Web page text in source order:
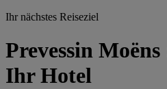
Ihr nächstes Reiseziel
Prevessin
Ihr Hotel